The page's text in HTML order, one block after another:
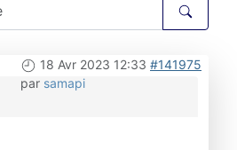
18 Avr 2023 12:33 #141975
par samapi